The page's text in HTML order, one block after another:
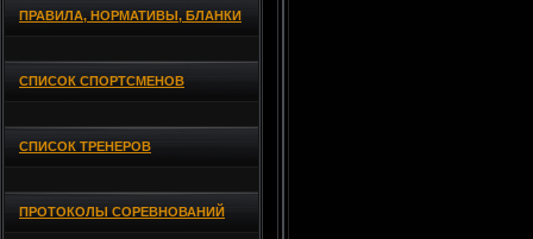
ПРАВИЛА, НОРМАТИВЫ, БЛАНКИ
СПИСОК СПОРТСМЕНОВ
СПИСОК ТРЕНЕРОВ
ПРОТОКОЛЫ СОРЕВНОВАНИЙ